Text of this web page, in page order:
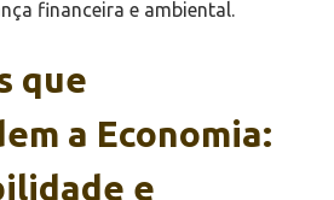
financeira e ambiental.
que
a Economia:
e